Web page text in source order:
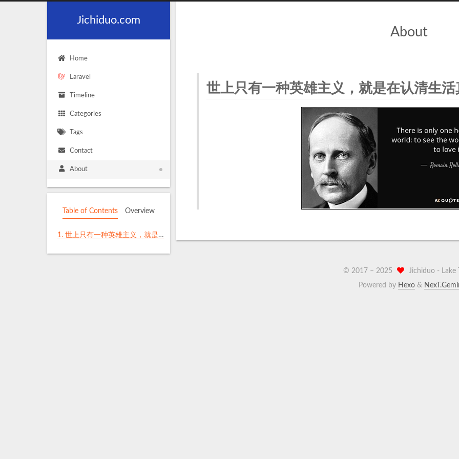
Jichiduo.com
Home
Laravel
Timeline
Categories
Tags
Contact
About
About
世上只有一种英雄主义，就是在认清生活
Table of Contents Overview
1. 世上只有一种英雄主义，就是在认清生活真相之后依然热爱生活。
© 2017 –2025 Jichiduo -
Powered by Hexo&